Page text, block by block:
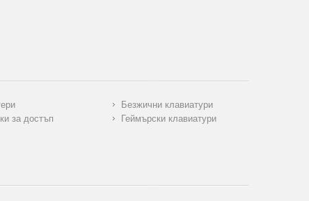
за достъп
Безжични клавиатури
Геймърски клавиатури